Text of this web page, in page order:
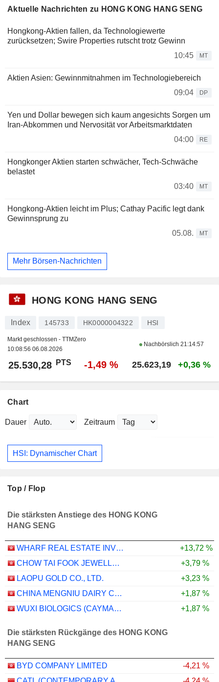
Aktuelle Nachrichten zu HONG KONG HANG SENG
Hongkong-Aktien fallen, da Technologiewerte
zurücksetzen; Swire Properties rutscht trotz Gewinn
10:45
MT
Aktien Asien: Gewinnmitnahmen im Technologiebereich
09:04
DP
Yen und Dollar bewegen sich kaum angesichts Sorgen um
Iran-Abkommen und Nervosität vor Arbeitsmarktdaten
04:00
RE
Hongkonger Aktien starten schwächer, Tech-Schwäche
belastet
03:40
MT
Hongkong-Aktien leicht im Plus; Cathay Pacific legt dank
Gewinnsprung zu
05.08.
MT
Mehr Börsen-Nachrichten
HONG KONG HANG SENG
Index 145733 HK0000004322 HSI
Markt geschlossen - TTMZero
10:08:56 06.08.2026
Nachbörslich 21:14:57
25.530,28 PTS -1,49 % 25.623,19 +0,36 %
Chart
Dauer Zeitraum
HSI: Dynamischer Chart
Top / Flop
Die stärksten Anstiege des HONG KONG
HANG SENG
WHARF REAL ESTATE INVESTMENT COMPANY LIMITED
+13,72 %
CHOW TAI FOOK JEWELLERY GROUP LIMITED
+3,79 %
LAOPU GOLD CO., LTD.
+3,23 %
CHINA MENGNIU DAIRY COMPANY LIMITED
+1,87 %
WUXI BIOLOGICS (CAYMAN) INC.
+1,87 %
Die stärksten Rückgänge des HONG KONG
HANG SENG
BYD COMPANY LIMITED
-4,21 %